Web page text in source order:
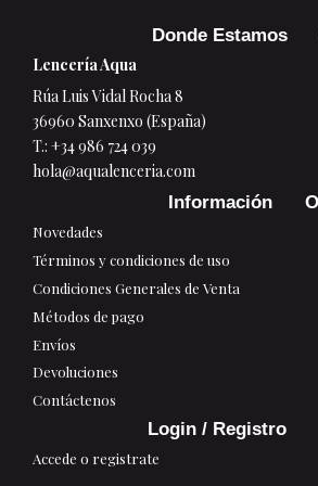
Donde Estamos
Lencería Aqua
Rúa Luis Vidal Rocha 8
36960 Sanxenxo (España)
T.: +34 986 724 039
hola@aqualenceria.com
Información
Novedades
Términos y condiciones de uso
Condiciones Generales de Venta
Métodos de pago
Envíos
Devoluciones
Contáctenos
Login / Registro
Accede o registrate